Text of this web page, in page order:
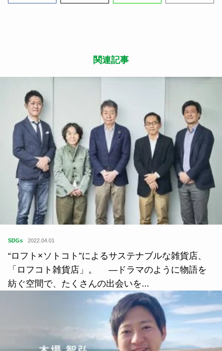
関連記事
SDGs 2022.04.01
“ロフト×ソトコト”によるサステナブルな雑貨店、
「ロフコト雑貨店」。 ―ドラマのように物語を
紡ぐ空間で、たくさんの出会いを...